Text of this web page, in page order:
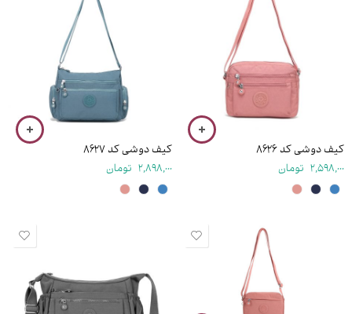
کیف دوشی کد ۸۶۲۶
2,598,000 تومان
کیف دوشی کد ۸۶۲۷
2,898,000 تومان